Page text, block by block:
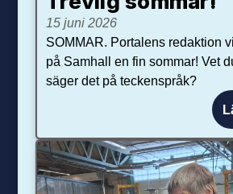
15 juni 2026
SOMMAR. Portalens redaktion
på Samhall en fin sommar! Vet
säger det på teckenspråk?